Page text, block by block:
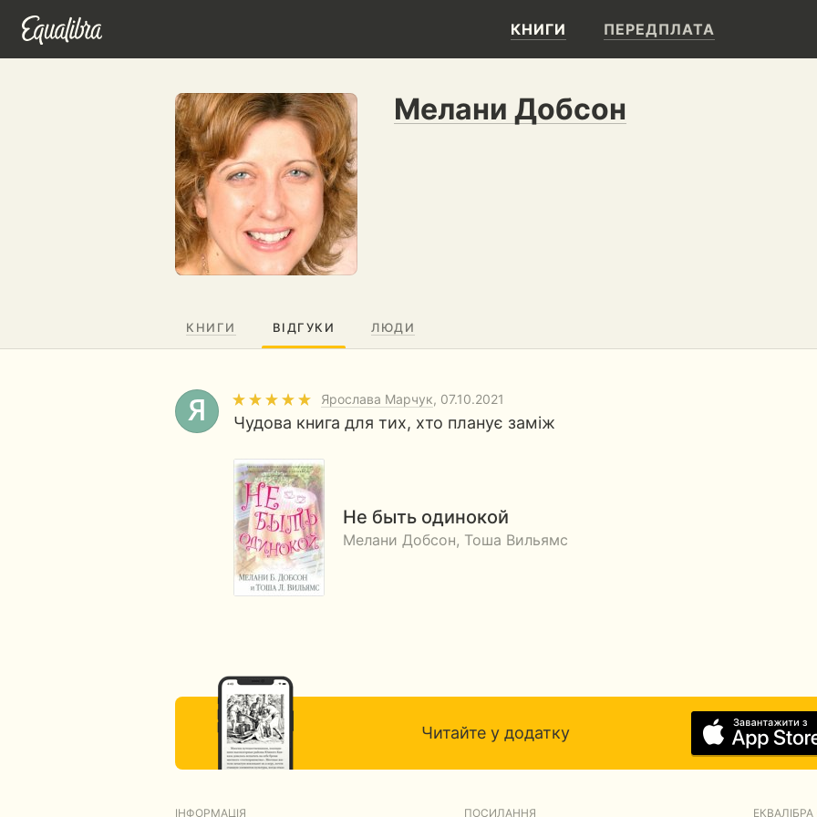
КНИГИ ПЕРЕДПЛАТА
Мелани Добсон
КНИГИ ВІДГУКИ ЛЮДИ
Ярослава Марчук, 07.10.2021
Чудова книга для тих, хто планує заміж
Не быть одинокой
Мелани Добсон, Тоша Вильямс
Читайте у додатку
ІНФОРМАЦІЯ ПОСИЛАННЯ ЕКВАЛІБРА